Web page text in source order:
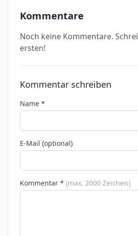
Kommentare
Noch keine Kommentare.
ersten!
Kommentar schreiben
Name *
E-Mail (optional)
Kommentar * (max. 2000 Zeichen)